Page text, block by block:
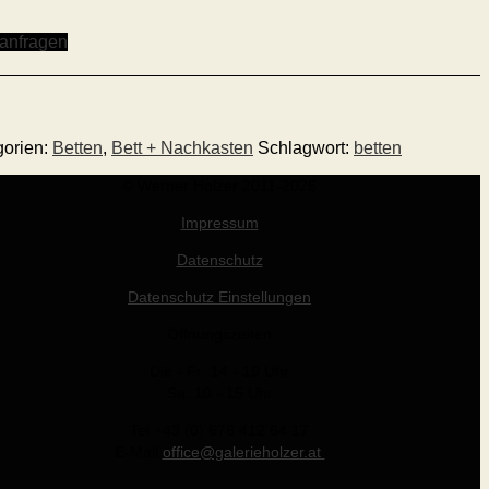
Betten, Bett + Nachkasten Schlagwort: betten
Impressum
Datenschutz
Datenschutz Einstellungen
office@galerieholzer.at